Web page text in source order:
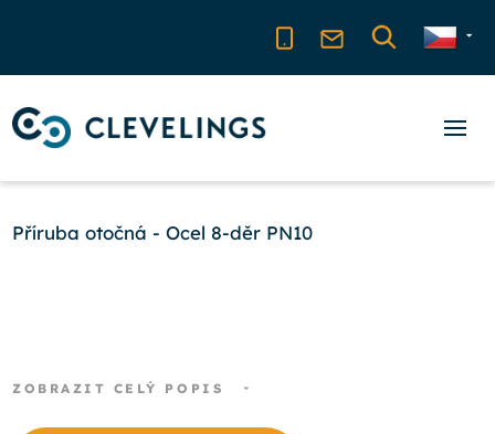
Příruba otočná - Ocel 8-děr PN10
ZOBRAZIT CELÝ POPIS